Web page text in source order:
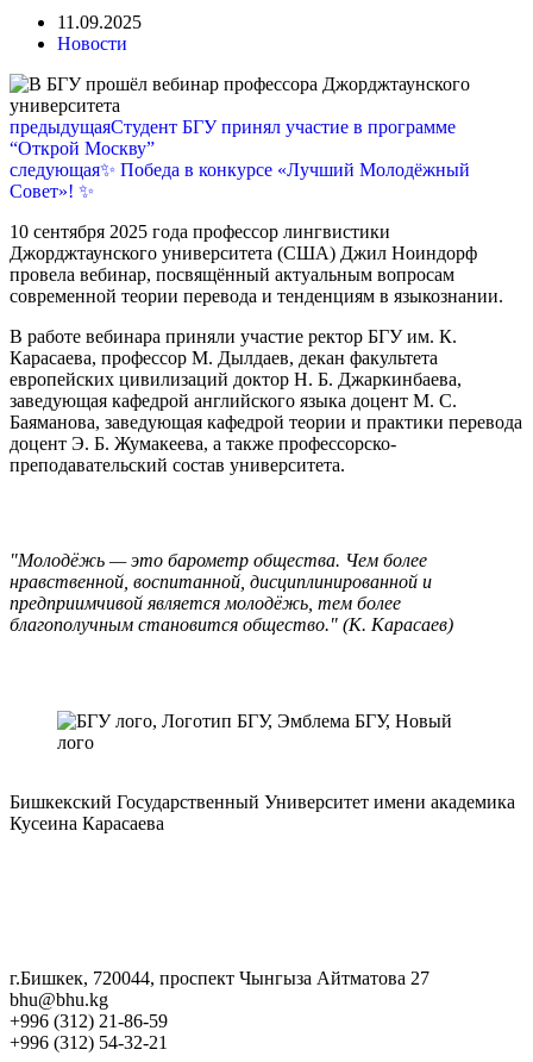
11.09.2025
Новости
предыдущаяСтудент БГУ принял участие в программе
“Открой Москву”
следующая✨ Победа в конкурсе «Лучший Молодёжный
Совет»! ✨
10 сентября 2025 года профессор лингвистики
Джорджтаунского университета (США) Джил Ноиндорф
провела вебинар, посвящённый актуальным вопросам
современной теории перевода и тенденциям в языкознании.
В работе вебинара приняли участие ректор БГУ им. К.
Карасаева, профессор М. Дылдаев, декан факультета
европейских цивилизаций доктор Н. Б. Джаркинбаева,
заведующая кафедрой английского языка доцент М. С.
Баяманова, заведующая кафедрой теории и практики перевода
доцент Э. Б. Жумакеева, а также профессорско-
преподавательский состав университета.
"Молодёжь — это барометр общества. Чем более
нравственной, воспитанной, дисциплинированной и
предприимчивой является молодёжь, тем более
благополучным становится общество." (К. Карасаев)
Бишкекский Государственный Университет имени академика
Кусеина Карасаева
г.Бишкек, 720044, проспект Чынгыза Айтматова 27
bhu@bhu.kg
+996 (312) 21-86-59
+996 (312) 54-32-21